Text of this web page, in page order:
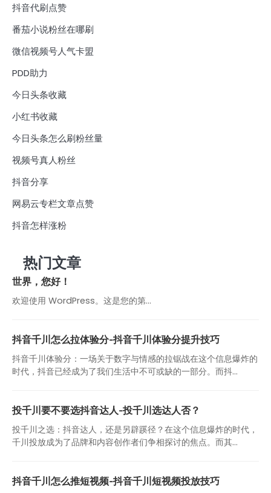
抖音代刷点赞
番茄小说粉丝在哪刷
微信视频号人气卡盟
PDD助力
今日头条收藏
小红书收藏
今日头条怎么刷粉丝量
视频号真人粉丝
抖音分享
网易云专栏文章点赞
抖音怎样涨粉
热门文章
世界，您好！
欢迎使用 WordPress。这是您的第…
抖音千川怎么拉体验分-抖音千川体验分提升技巧
抖音千川体验分：一场关于数字与情感的拉锯战在这个信息爆炸的
时代，抖音已经成为了我们生活中不可或缺的一部分。而抖...
投千川要不要选抖音达人-投千川选达人否？
投千川之选：抖音达人，还是另辟蹊径？在这个信息爆炸的时代，
千川投放成为了品牌和内容创作者们争相探讨的焦点。而其...
抖音千川怎么推短视频-抖音千川短视频投放技巧